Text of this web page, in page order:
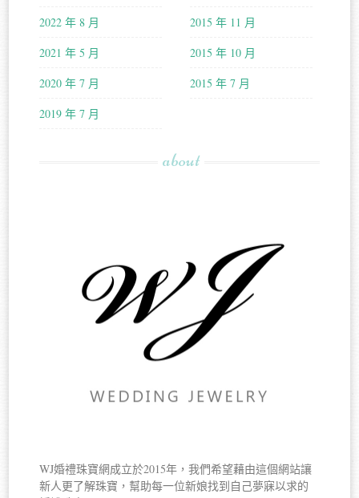
2022 年 8 月
2021 年 5 月
2020 年 7 月
2019 年 7 月
2015 年 11 月
2015 年 10 月
2015 年 7 月
about
WJ婚禮珠寶網成立於2015年，我們希望藉由這個網站讓
新人更了解珠寶，幫助每一位新娘找到自己夢寐以求的